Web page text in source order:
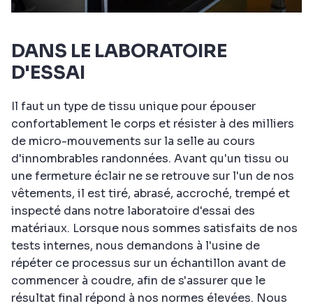
DANS LE LABORATOIRE
D'ESSAI
Il faut un type de tissu unique pour épouser
confortablement le corps et résister à des milliers
de micro-mouvements sur la selle au cours
d'innombrables randonnées. Avant qu'un tissu ou
une fermeture éclair ne se retrouve sur l'un de nos
vêtements, il est tiré, abrasé, accroché, trempé et
inspecté dans notre laboratoire d'essai des
matériaux. Lorsque nous sommes satisfaits de nos
tests internes, nous demandons à l'usine de
répéter ce processus sur un échantillon avant de
commencer à coudre, afin de s'assurer que le
résultat final répond à nos normes élevées. Nous